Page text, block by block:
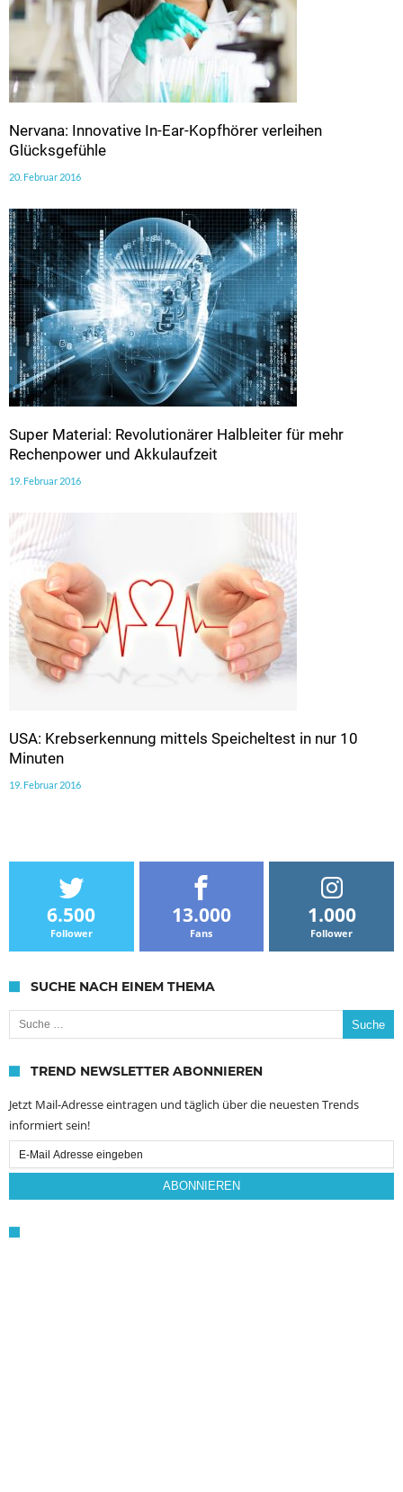
Nervana: Innovative In-Ear-Kopfhörer verleihen
Glücksgefühle
20. Februar 2016
Super Material: Revolutionärer Halbleiter für mehr
Rechenpower und Akkulaufzeit
19. Februar 2016
USA: Krebserkennung mittels Speicheltest in nur 10
Minuten
19. Februar 2016
6.500
Follower
13.000
Fans
1.000
Follower
SUCHE NACH EINEM THEMA
Suche nach:
TREND NEWSLETTER ABONNIEREN
Jetzt Mail-Adresse eintragen und täglich über die neuesten Trends
informiert sein!
Email
Subscription
ABONNIEREN